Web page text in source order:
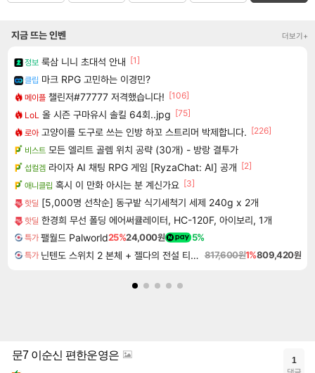
지금 뜨는 인벤 더보기+
정보 룩삼 니니 초대석 안내 [1]
클립 마크 RPG 고민하는 이경민?
메이플 챌린저#77777 저격했습니다! [106]
LoL 올 시즌 구마유시 솔킬 64회..jpg [75]
로아 고양이를 도구로 쓰는 인방 하꼬 스트리머 박제합니다. [226]
비스트 모든 엘리트 골렘 위치 공략 (30개) - 방랑 결투가
섭컬겜 라이자 AI 채팅 RPG 게임 [RyzaChat: AI] 공개 [2]
애니클립 혹시 이 만화 아시는 분 계신가요 [3]
핫딜 [5,000명 선착순] 동구밭 식기세척기 세제 240g x 2개
핫딜 한경희 무선 폴딩 에어써큘레이터, HC-120F, 아이보리, 1개
특가 팰월드 Palworld25%24,000원 5%
특가 닌텐도 스위치 2 본체 + 젤다의 전설 티어스 오브 더 킹덤 닌텐도 스위치 2 에디션 + 젤다의 전설 브레스 오브 더 와일드 닌텐도 스위치 2 에디션 번들 817,600원1%809,420원
문7 이순신 편한운영은 1